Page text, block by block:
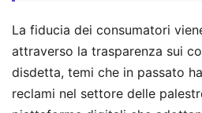
La fiducia dei consumatori
attraverso la trasparenza sui
disdetta, temi che in passato
reclami nel settore delle